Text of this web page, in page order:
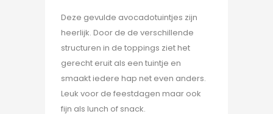
Deze gevulde avocadotuintjes zijn
heerlijk. Door de de verschillende
structuren in de toppings ziet het
gerecht eruit als een tuintje en
smaakt iedere hap net even anders.
Leuk voor de feestdagen maar ook
fijn als lunch of snack.